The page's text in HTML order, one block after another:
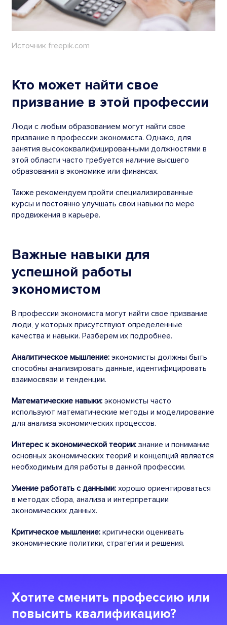
Источник freepik.com
Кто может найти свое
призвание в этой профессии
Люди с любым образованием могут найти свое
призвание в профессии экономиста. Однако, для
занятия высококвалифицированными должностями в
этой области часто требуется наличие высшего
образования в экономике или финансах.
Также рекомендуем пройти специализированные
курсы и постоянно улучшать свои навыки по мере
продвижения в карьере.
Важные навыки для
успешной работы
экономистом
В профессии экономиста могут найти свое призвание
люди, у которых присутствуют определенные
качества и навыки. Разберем их подробнее.
Аналитическое мышление: экономисты должны быть
способны анализировать данные, идентифицировать
взаимосвязи и тенденции.
Математические навыки: экономисты часто
используют математические методы и моделирование
для анализа экономических процессов.
Интерес к экономической теории: знание и понимание
основных экономических теорий и концепций является
необходимым для работы в данной профессии.
Умение работать с данными: хорошо ориентироваться
в методах сбора, анализа и интерпретации
экономических данных.
Критическое мышление: критически оценивать
экономические политики, стратегии и решения.
Хотите сменить профессию или
повысить квалификацию?